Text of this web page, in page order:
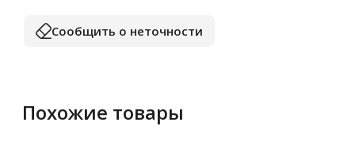
Сообщить о неточности
Похожие товары